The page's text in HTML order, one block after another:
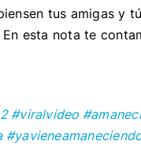
tus amigas y
En esta nota te
#viralvideo